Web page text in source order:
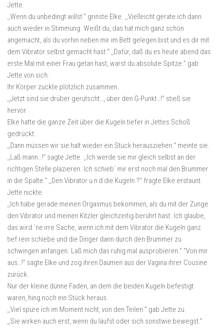
Jette.
,,Wenn du unbedingt willst.” grinste Elke. ,,Vielleicht gerate ich dann
auch wieder in Stimmung. Weißt du, das hat mich ganz schön
angemacht, als du vorhin neben mir im Bett gelegen bist und es dir mit
dem Vibrator selbst gemacht hast.” ,,Dafür, daß du es heute abend das
erste Mal mit einer Frau getan hast, warst du absolute Spitze.” gab
Jette von sich.
Ihr Körper zuckte plötzlich zusammen.
,,Jetzt sind sie drüber gerutscht…, über den G-Punkt…!” stieß sie
hervor.
Elke hatte die ganze Zeit über die Kugeln tiefer in Jettes Schoß
gedrückt.
,,Dann müssen wir sie halt wieder ein Stück herausziehen.” meinte sie.
,,Laß mann…!” sagte Jette. ,,Ich werde sie mir gleich selbst an der
richtigen Stelle plazieren. Ich schieb` mir erst noch mal den Brummer
in die Spalte.” ,,Den Vibrator u n d die Kugeln ?” fragte Elke erstaunt.
Jette nickte.
,,Ich habe gerade meinen Orgasmus bekommen, als du mit der Zunge
den Vibrator und meinen Kitzler gleichzeitig berührt hast. Ich glaube,
das wird `ne irre Sache, wenn ich mit dem Vibrator die Kugeln ganz
tief rein schiebe und die Dinger dann durch den Brummer zu
schwingen anfangen. Laß mich das ruhig mal ausprobieren.” “Von mir
aus…!” sagte Elke und zog ihren Daumen aus der Vagina ihrer Cousine
zurück.
Nur der kleine dünne Faden, an dem die beiden Kugeln befestigt
waren, hing noch ein Stück heraus.
,,Viel spüre ich im Moment nicht, von den Teilen.” gab Jette zu.
,,Sie wirken auch erst, wenn du läufst oder sich sonstwie bewegst.”